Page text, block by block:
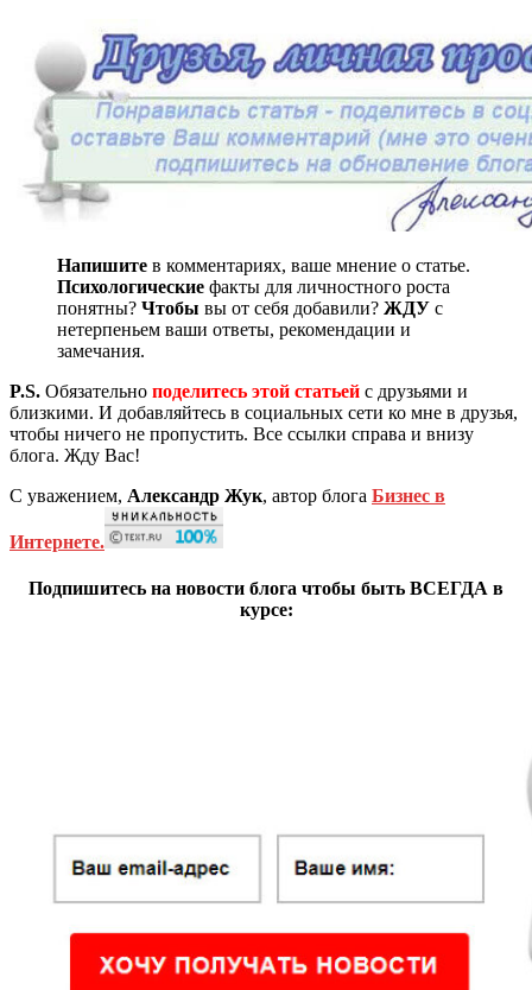
Напишите в комментариях, ваше мнение о статье.
Психологические факты для личностного роста
понятны? Чтобы вы от себя добавили? ЖДУ с
нетерпеньем ваши ответы, рекомендации и
замечания.
P.S. Обязательно поделитесь этой статьей с друзьями и
близкими. И добавляйтесь в социальных сети ко мне в друзья,
чтобы ничего не пропустить. Все ссылки справа и внизу
блога. Жду Вас!
С уважением, Александр Жук, автор блога Бизнес в
Интернете.
Подпишитесь на новости блога чтобы быть ВСЕГДА в
курсе: